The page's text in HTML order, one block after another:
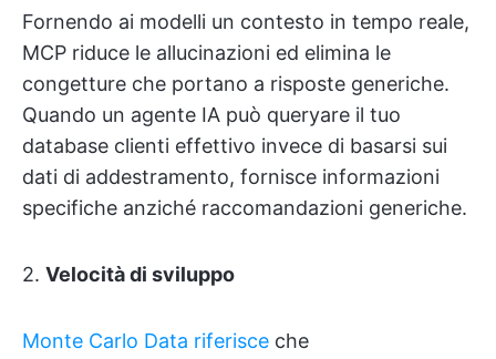
Fornendo ai modelli un contesto in tempo reale,
MCP riduce le allucinazioni ed elimina le
congetture che portano a risposte generiche.
Quando un agente IA può queryare il tuo
database clienti effettivo invece di basarsi sui
dati di addestramento, fornisce informazioni
specifiche anziché raccomandazioni generiche.
2. Velocità di sviluppo
Monte Carlo Data riferisce che